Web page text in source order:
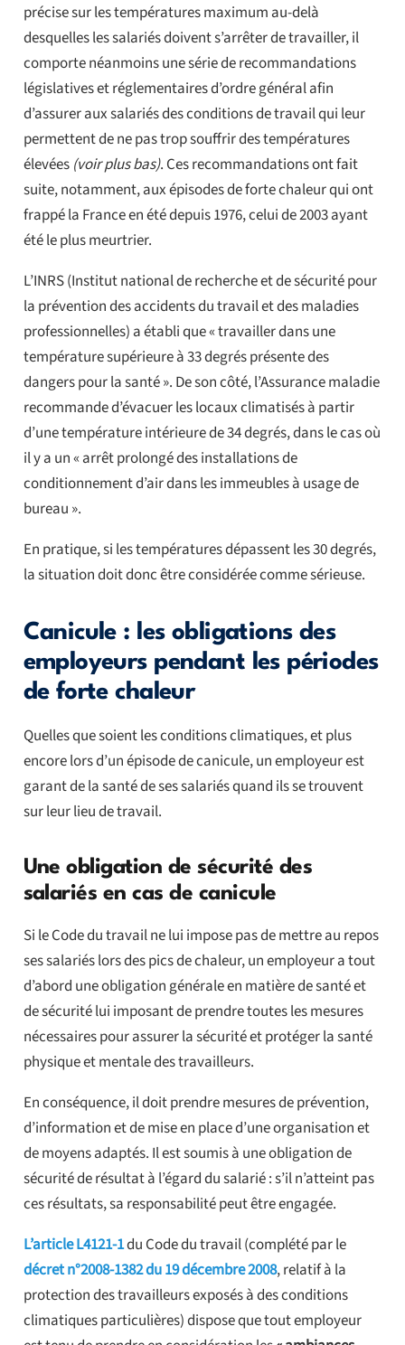
précise sur les températures maximum au-delà
desquelles les salariés doivent s’arrêter de travailler, il
comporte néanmoins une série de recommandations
législatives et réglementaires d’ordre général afin
d’assurer aux salariés des conditions de travail qui leur
permettent de ne pas trop souffrir des températures
élevées (voir plus bas). Ces recommandations ont fait
suite, notamment, aux épisodes de forte chaleur qui ont
frappé la France en été depuis 1976, celui de 2003 ayant
été le plus meurtrier.
L’INRS (Institut national de recherche et de sécurité pour
la prévention des accidents du travail et des maladies
professionnelles) a établi que « travailler dans une
température supérieure à 33 degrés présente des
dangers pour la santé ». De son côté, l’Assurance maladie
recommande d’évacuer les locaux climatisés à partir
d’une température intérieure de 34 degrés, dans le cas où
il y a un « arrêt prolongé des installations de
conditionnement d’air dans les immeubles à usage de
bureau ».
En pratique, si les températures dépassent les 30 degrés,
la situation doit donc être considérée comme sérieuse.
Canicule : les obligations des
employeurs pendant les périodes
de forte chaleur
Quelles que soient les conditions climatiques, et plus
encore lors d’un épisode de canicule, un employeur est
garant de la santé de ses salariés quand ils se trouvent
sur leur lieu de travail.
Une obligation de sécurité des
salariés en cas de canicule
Si le Code du travail ne lui impose pas de mettre au repos
ses salariés lors des pics de chaleur, un employeur a tout
d’abord une obligation générale en matière de santé et
de sécurité lui imposant de prendre toutes les mesures
nécessaires pour assurer la sécurité et protéger la santé
physique et mentale des travailleurs.
En conséquence, il doit prendre mesures de prévention,
d’information et de mise en place d’une organisation et
de moyens adaptés. Il est soumis à une obligation de
sécurité de résultat à l’égard du salarié : s’il n’atteint pas
ces résultats, sa responsabilité peut être engagée.
L’article L4121-1du Code du travail (complété par le
décret n°2008-1382 du 19 décembre 2008, relatif à la
protection des travailleurs exposés à des conditions
climatiques particulières) dispose que tout employeur